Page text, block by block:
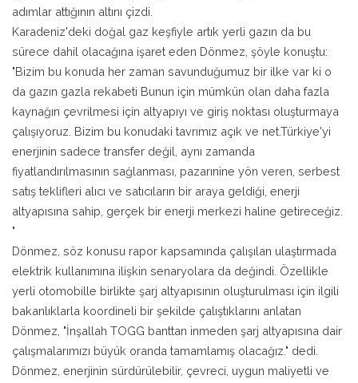
adımlar attığının altını çizdi.
Karadeniz'deki doğal gaz keşfiyle artık yerli gazın da bu
sürece dahil olacağına işaret eden Dönmez, şöyle konuştu:
"Bizim bu konuda her zaman savunduğumuz bir ilke var ki o
da gazın gazla rekabeti Bunun için mümkün olan daha fazla
kaynağın çevrilmesi için altyapıyı ve giriş noktası oluşturmaya
çalışıyoruz. Bizim bu konudaki tavrımız açık ve net.Türkiye'yi
enerjinin sadece transfer değil, aynı zamanda
fiyatlandırılmasının sağlanması, pazarınine yön veren, serbest
satış teklifleri alıcı ve satıcıların bir araya geldiği, enerji
altyapısına sahip, gerçek bir enerji merkezi haline getireceğiz.
"
Dönmez, söz konusu rapor kapsamında çalışılan ulaştırmada
elektrik kullanımına ilişkin senaryolara da değindi. Özellikle
yerli otomobille birlikte şarj altyapısının oluşturulması için ilgili
bakanlıklarla koordineli bir şekilde çalıştıklarını anlatan
Dönmez, "İnşallah TOGG banttan inmeden şarj altyapısına dair
çalışmalarımızı büyük oranda tamamlamış olacağız." dedi.
Dönmez, enerjinin sürdürülebilir, çevreci, uygun maliyetli ve